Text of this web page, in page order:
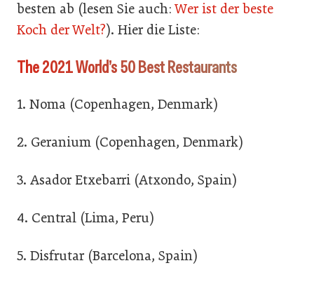
besten ab (lesen Sie auch:Wer ist der beste
Koch der Welt?). Hier die Liste:
The 2021 World’s 50 Best Restaurants
1. Noma (Copenhagen, Denmark)
2. Geranium (Copenhagen, Denmark)
3. Asador Etxebarri (Atxondo, Spain)
4. Central (Lima, Peru)
5. Disfrutar (Barcelona, Spain)